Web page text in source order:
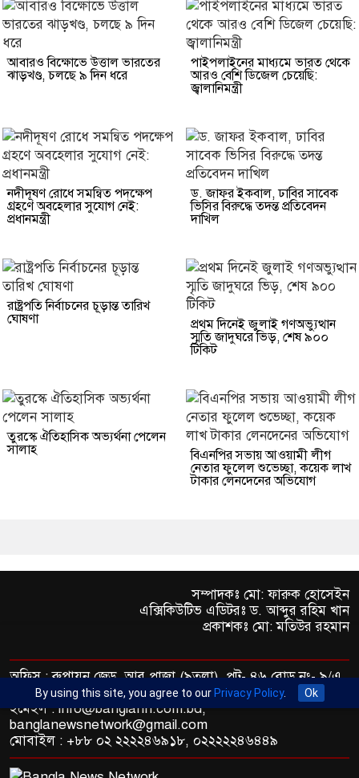
আবারও বিক্ষোভে উত্তাল ভারতের
ঝাড়খণ্ড, চলছে ৯ দিন ধরে
পাইপলাইনের মাধ্যমে ভারত থেকে
আরও বেশি ডিজেল চেয়েছি:
জ্বালানিমন্ত্রী
নদীদূষণ রোধে সমন্বিত পদক্ষেপ
গ্রহণে অবহেলার সুযোগ নেই:
প্রধানমন্ত্রী
ড. জাফর ইকবাল, ঢাবির সাবেক
ভিসির বিরুদ্ধে তদন্ত প্রতিবেদন
দাখিল
রাষ্ট্রপতি নির্বাচনের চূড়ান্ত তারিখ
ঘোষণা
প্রথম দিনেই জুলাই গণঅভ্যুত্থান
স্মৃতি জাদুঘরে ভিড়, শেষ ৯০০
টিকিট
তুরস্কে ঐতিহাসিক অভ্যর্থনা পেলেন
সালাহ
বিএনপির সভায় আওয়ামী লীগ
নেতার ফুলেল শুভেচ্ছা, কয়েক লাখ
টাকার লেনদেনের অভিযোগ
সম্পাদকঃ মো: ফারুক হোসেইন
এক্সিকিউটিভ এডিটরঃ ড. আব্দুর রহিম খান
প্রকাশকঃ মো: মতিউর রহমান
অফিস : রুপায়ন জেড. আর প্লাজা (৯তলা), প্লট- ৪৬,রোড নং- ৯/এ,
সাতমসজিদ রোড, ধানমন্ডি, ঢাকা- ১২০৯।
ইমেইল : info@banglann.com.bd,
banglanewsnetwork@gmail.com
মোবাইল : +৮৮ ০২ ২২২২৪৬৯১৮, ০২২২২২৪৬৪৪৯
By using this site, you agree to our Privacy Policy. Ok